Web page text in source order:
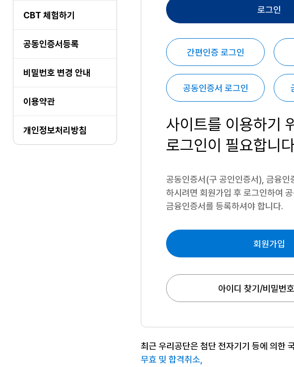
CBT 체험하기
공동인증서등록
비밀번호 변경 안내
이용약관
개인정보처리방침
로그인
간편인증 로그인
공동인증서 로그인
사이트를 이용하기
로그인이 필요합니
공동인증서(구 공인인증서), 금융인
하시려면 회원가입 후 로그인하여 공
금융인증서를 등록하셔야 합니다.
회원가입
아이디 찾기/비밀번
최근 우리공단은 첨단 전자기기 등에 의한
무효 및 합격취소,